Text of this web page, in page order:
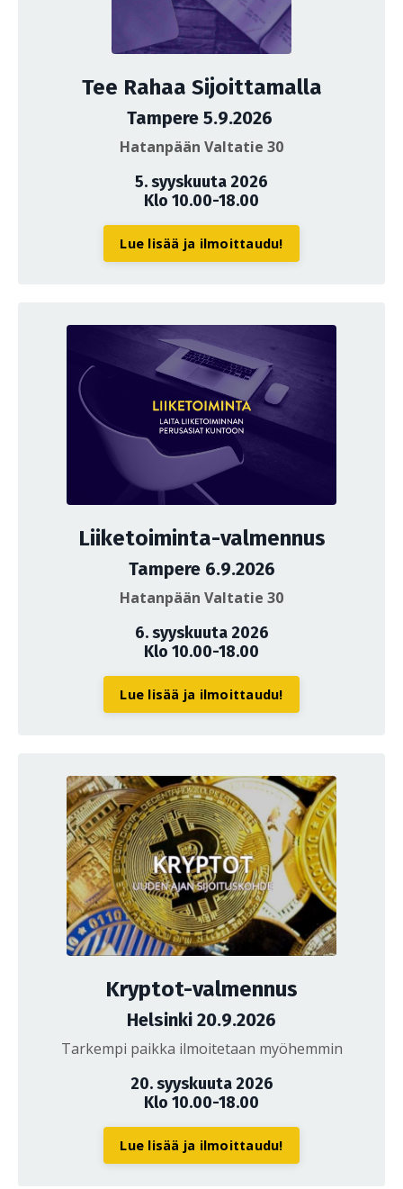
Tee Rahaa Sijoittamalla
Tampere 5.9.2026
Hatanpään Valtatie 30
5. syyskuuta 2026
Klo 10.00-18.00
Lue lisää ja ilmoittaudu!
Liiketoiminta-valmennus
Tampere 6.9.2026
Hatanpään Valtatie 30
6. syyskuuta 2026
Klo 10.00-18.00
Lue lisää ja ilmoittaudu!
Kryptot-valmennus
Helsinki 20.9.2026
Tarkempi paikka ilmoitetaan myöhemmin
20. syyskuuta 2026
Klo 10.00-18.00
Lue lisää ja ilmoittaudu!